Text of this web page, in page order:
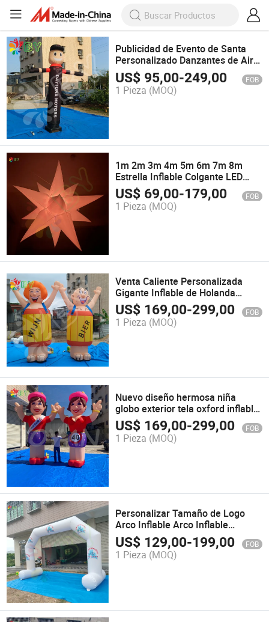
Publicidad de Evento de Santa
Personalizado Danzantes de Aire
Inflables Hombres de Ola
Inflables Hombre de Tubo Inflable
en Venta
US$ 95,00-249,00 FOB
1 Pieza (MOQ)
1m 2m 3m 4m 5m 6m 7m 8m
Estrella Inflable Colgante LED
para Decoración de Fiestas y
Escenarios Estrella de
Iluminación Inflable LED
US$ 69,00-179,00 FOB
1 Pieza (MOQ)
Venta Caliente Personalizada
Gigante Inflable de Holanda
Sarah para Publicidad
US$ 169,00-299,00 FOB
1 Pieza (MOQ)
Nuevo diseño hermosa niña
globo exterior tela oxford inflable
globo Sarah para decoración
US$ 169,00-299,00 FOB
1 Pieza (MOQ)
Personalizar Tamaño de Logo
Arco Inflable Arco Inflable
Publicitario Arco Inflable
US$ 129,00-199,00 FOB
1 Pieza (MOQ)